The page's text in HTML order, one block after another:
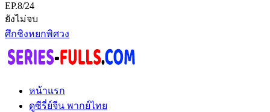
EP.8/24
ยังไม่จบ
ศึกชิงหยกพิศวง
หน้าแรก
ดูซีรี่ย์จีน พากย์ไทย